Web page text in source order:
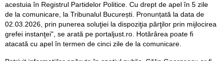
acestuia în Registrul Partidelor Politice. Cu drept de apel în 5 zile
de la comunicare, la Tribunalul București. Pronunțată la data de
02.03.2026, prin punerea soluţiei la dispoziţia părţilor prin mijlocirea
grefei instanţei", se arată pe portaljust.ro. Hotărârea poate fi
atacată cu apel în termen de cinci zile de la comunicare.